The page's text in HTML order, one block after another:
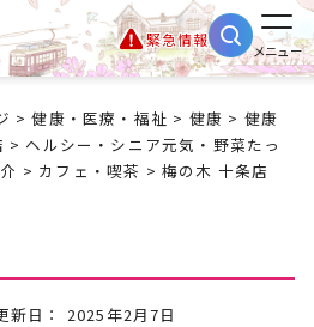
緊急情報
メニュー
>健康・医療・福祉 > 健康 > 健康
> ヘルシー・シニア元気・野菜たっ
> カフェ・喫茶 > 梅の木 十条店
日： 2025年2月7日